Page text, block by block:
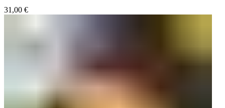
31,00 €